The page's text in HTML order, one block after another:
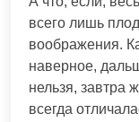
всего лишь
воображения.
наверное,
нельзя, завтра
всегда